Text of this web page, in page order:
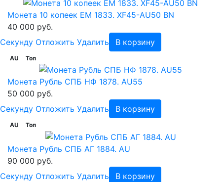
Монета 10 копеек ЕМ 1833. XF45-AU50 BN
40 000 руб.
Cекунду Отложить Удалить В корзину
AU Топ
Монета Рубль СПБ НФ 1878. AU55
50 000 руб.
Cекунду Отложить Удалить В корзину
AU Топ
Монета Рубль СПБ АГ 1884. AU
90 000 руб.
Cекунду Отложить Удалить В корзину